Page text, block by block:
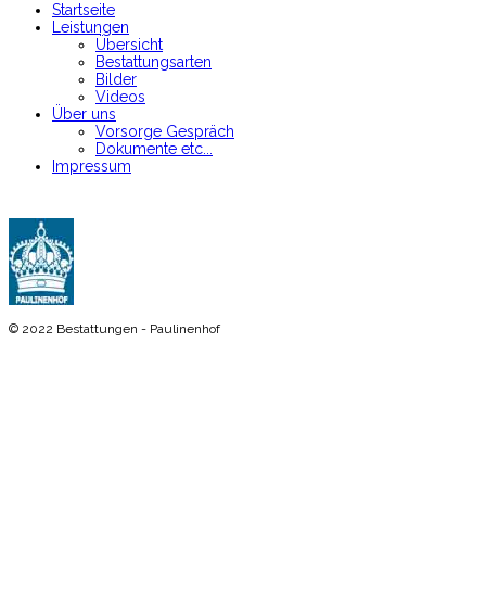
Startseite
Leistungen
Übersicht
Bestattungsarten
Bilder
Videos
Über uns
Vorsorge Gespräch
Dokumente etc...
Impressum
© 2022 Bestattungen - Paulinenhof